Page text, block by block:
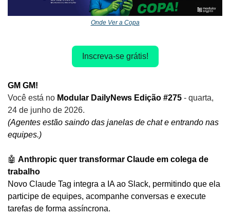
Onde Ver a Copa
Inscreva-se grátis!
GM GM!
Você está no Modular DailyNews Edição #275 - quarta,
24 de junho de 2026.
(Agentes estão saindo das janelas de chat e entrando nas
equipes.)
🤖 Anthropic quer transformar Claude em colega de
trabalho
Novo Claude Tag integra a IA ao Slack, permitindo que ela
participe de equipes, acompanhe conversas e execute
tarefas de forma assíncrona.